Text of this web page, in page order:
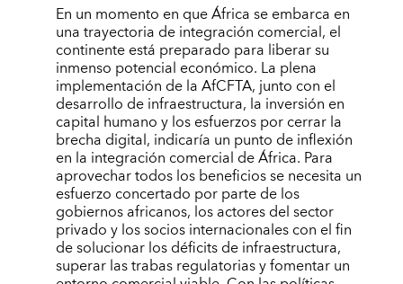
En un momento en que África se embarca en
una trayectoria de integración comercial, el
continente está preparado para liberar su
inmenso potencial económico. La plena
implementación de la AfCFTA, junto con el
desarrollo de infraestructura, la inversión en
capital humano y los esfuerzos por cerrar la
brecha digital, indicaría un punto de inflexión
en la integración comercial de África. Para
aprovechar todos los beneficios se necesita un
esfuerzo concertado por parte de los
gobiernos africanos, los actores del sector
privado y los socios internacionales con el fin
de solucionar los déficits de infraestructura,
superar las trabas regulatorias y fomentar un